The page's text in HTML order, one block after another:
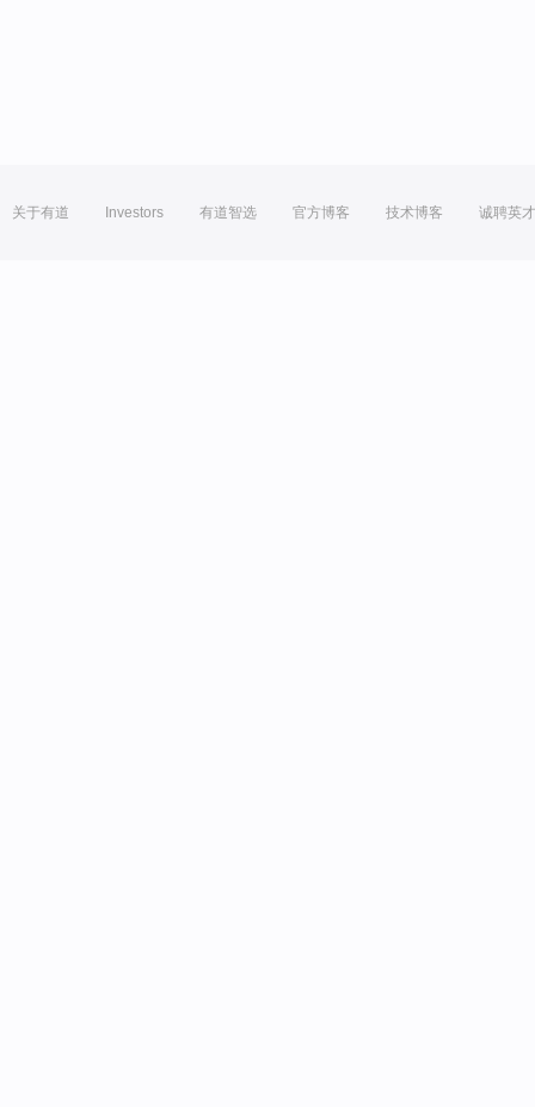
关于有道 Investors 有道智选 官方博客 技术博客 诚聘英才